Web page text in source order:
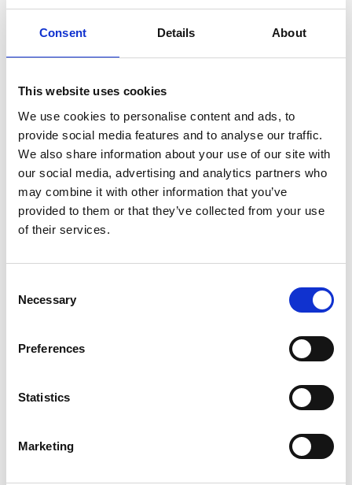
Consent Details About
This website uses cookies
We use cookies to personalise content and ads, to
provide social media features and to analyse our traffic.
We also share information about your use of our site with
our social media, advertising and analytics partners who
may combine it with other information that you’ve
provided to them or that they’ve collected from your use
of their services.
Selection
Necessary
Preferences
Statistics
Marketing
Jakelu:
Nasdaq Helsinki Oy
Keskeiset tiedotusvälineet
Suominen valmistaa kuitukankaita rullatavarana
pyyhintätuotteisiin sekä muihin sovelluksiin.
Visiomme on olla edelläkävijä innovatiivisissa ja
vastuullisissa kuitukankaissa. Suomisen
kuitukankaista valmistetut lopputuotteet,
haavataitokset, ovat läsnä ihmisten jokapäiväisessä
vuonna 2019 oli 411,4 milj. euroa ja työllistämme
ja Etelä-Amerikassa. Suomisen osake noteerataan
www.suominen.fi.